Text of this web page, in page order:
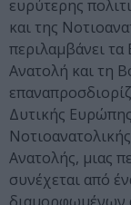
ευρύτερης
και της
περιλαμβάνει
Ανατολή και τη
Δυτικής
Ανατολής, μιας
συνέχεται από